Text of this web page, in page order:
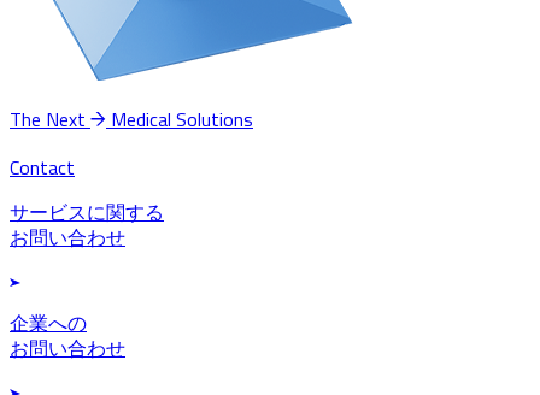
The Next
Medical Solutions
Contact
サービスに関する
お問い合わせ
企業への
お問い合わせ